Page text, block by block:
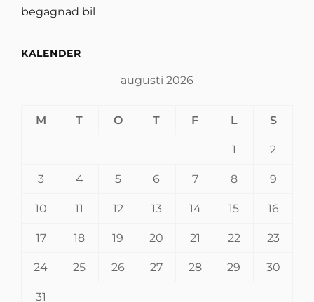
begagnad bil
KALENDER
augusti 2026
M T O T F L S
1 2
3 4 5 6 7 8 9
10 11 12 13 14 15 16
17 18 19 20 21 22 23
24 25 26 27 28 29 30
31